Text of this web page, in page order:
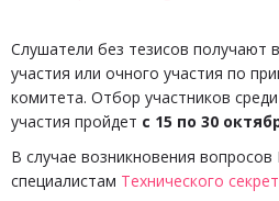
Слушатели без тезисов получают
участия или очного участия по
комитета. Отбор участников
участия пройдет с 15 по 30
В случае возникновения
специалистам Технического